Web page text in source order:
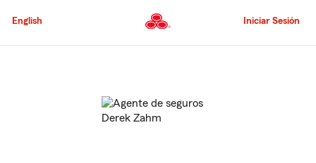
al
principal
English Iniciar Sesión